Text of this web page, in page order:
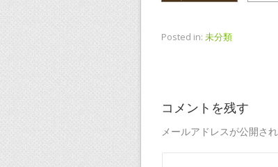
Posted in: 未分類
コメントを残す
メールアドレスが公開さ